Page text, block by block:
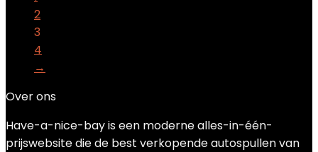
2
3
4
→
Over ons
Have-a-nice-bay is een moderne alles-in-één-
prijswebsite die de best verkopende autospullen van